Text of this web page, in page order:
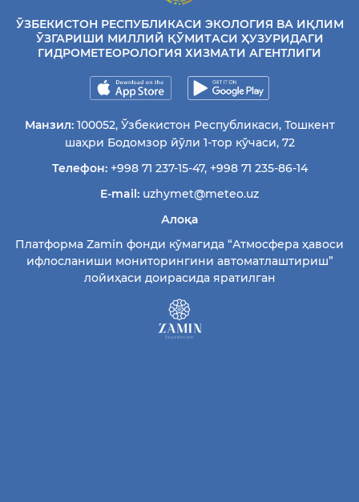
ЎЗБЕКИСТОН РЕСПУБЛИКАСИ ЭКОЛОГИЯ ВА ИҚЛИМ
ЎЗГАРИШИ МИЛЛИЙ ҚЎМИТАСИ ҲУЗУРИДАГИ
ГИДРОМЕТЕОРОЛОГИЯ ХИЗМАТИ АГЕНТЛИГИ
Манзил: 100052, Ўзбекистон Республикаси, Тошкент
шаҳри Бодомзор йўли 1-тор кўчаси, 72
Телефон: +998 71 237-15-47, +998 71 235-86-14
E-mail: uzhymet@meteo.uz
Алоқа
Платформа Zamin фонди кўмагида “Атмосфера ҳавоси
ифлосланиши мониторингини автоматлаштириш”
лойиҳаси доирасида яратилган